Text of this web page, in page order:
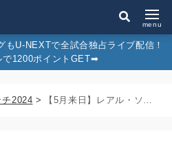
menu
もU-NEXTで全試合独占ライブ配信！
で1200ポイントGET➡︎
チ2024 > 【5月来日】レアル・ソシエダvs東京ヴェルディのチケット購入方法&販売スケジュールまとめ